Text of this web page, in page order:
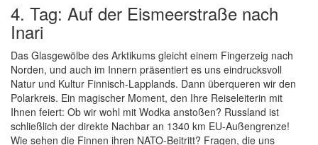
4. Tag: Auf der Eismeerstraße nach
Inari
Das Glasgewölbe des Arktikums gleicht einem Fingerzeig nach
Norden, und auch im Innern präsentiert es uns eindrucksvoll
Natur und Kultur Finnisch-Lapplands. Dann überqueren wir den
Polarkreis. Ein magischer Moment, den Ihre Reiseleiterin mit
Ihnen feiert: Ob wir wohl mit Wodka anstoßen? Russland ist
schließlich der direkte Nachbar an 1340 km EU-Außengrenze!
Wie sehen die Finnen ihren NATO-Beitritt? Fragen, die uns